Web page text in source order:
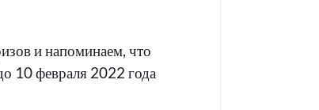
и напоминаем, что
10 февраля 2022 года